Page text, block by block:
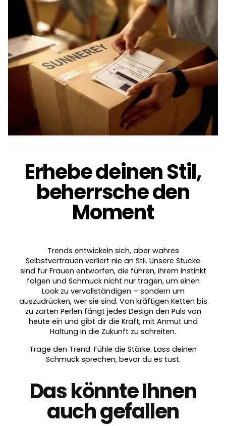
Erhebe deinen Stil,
beherrsche den
Moment
Trends entwickeln sich, aber wahres
Selbstvertrauen verliert nie an Stil. Unsere Stücke
sind für Frauen entworfen, die führen, ihrem Instinkt
folgen und Schmuck nicht nur tragen, um einen
Look zu vervollständigen – sondern um
auszudrücken, wer sie sind. Von kräftigen Ketten bis
zu zarten Perlen fängt jedes Design den Puls von
heute ein und gibt dir die Kraft, mit Anmut und
Haltung in die Zukunft zu schreiten.
Trage den Trend. Fühle die Stärke. Lass deinen
Schmuck sprechen, bevor du es tust.
Das könnte Ihnen
auch gefallen